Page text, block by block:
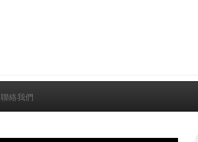
聯絡我們